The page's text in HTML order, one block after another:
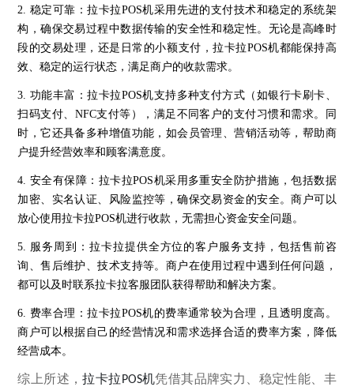
2. 稳定可靠：拉卡拉POS机采用先进的支付技术和稳定的系统架
构，确保交易过程中数据传输的安全性和稳定性。无论是高峰时
段的交易处理，还是日常的小额支付，拉卡拉POS机都能保持高
效、稳定的运行状态，满足商户的收款需求。
3. 功能丰富：拉卡拉POS机支持多种支付方式（如银行卡刷卡、
扫码支付、NFC支付等），满足不同客户的支付习惯和需求。同
时，它还具备多种增值功能，如会员管理、营销活动等，帮助商
户提升经营效率和顾客满意度。
4. 安全有保障：拉卡拉POS机采用多重安全防护措施，包括数据
加密、实名认证、风险监控等，确保交易资金的安全。商户可以
放心使用拉卡拉POS机进行收款，无需担心资金安全问题。
5. 服务周到：拉卡拉提供全方位的客户服务支持，包括售前咨
询、售后维护、技术支持等。商户在使用过程中遇到任何问题，
都可以及时联系拉卡拉客服团队获得帮助和解决方案。
6. 费率合理：拉卡拉POS机的费率通常较为合理，且透明度高。
商户可以根据自己的经营情况和需求选择合适的费率方案，降低
经营成本。
综上所述，拉卡拉 POS机凭借其品牌实力、稳定性能、丰